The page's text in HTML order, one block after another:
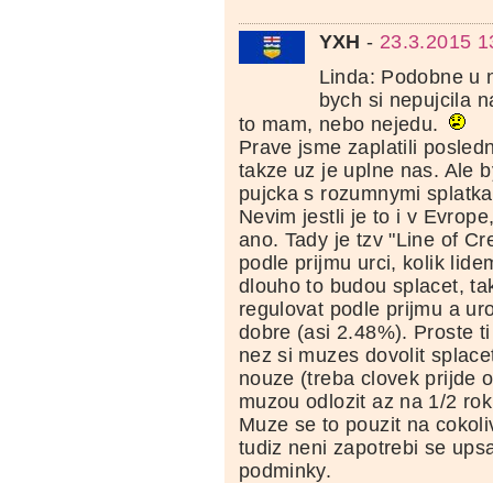
YXH - 23.3.2015
Linda: Podobne u
bych si nepujcila
to mam, nebo nejedu.
Prave jsme zaplatili
takze uz je uplne nas. Ale
pujcka s rozumnymi
Nevim jestli je to i v
ano. Tady je tzv "Line of
podle prijmu urci, kolik
dlouho to budou splacet,
regulovat podle prijmu a
dobre (asi 2.48%). Proste
nez si muzes dovolit
nouze (treba clovek prijde
muzou odlozit az na 1/2
Muze se to pouzit na
tudiz neni zapotrebi se
podminky.